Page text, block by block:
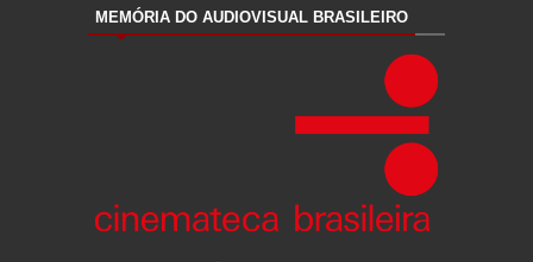
MEMÓRIA DO AUDIOVISUAL BRASILEIRO